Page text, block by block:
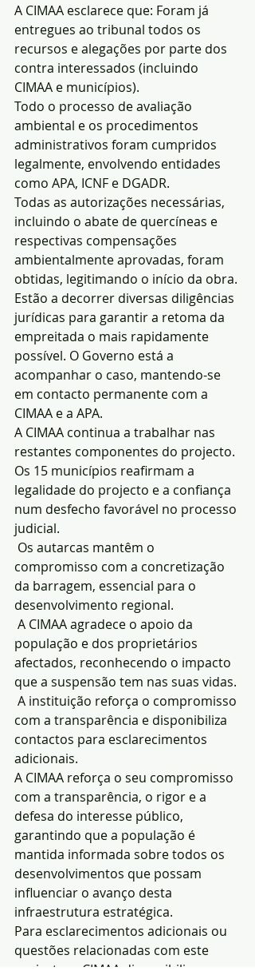
A CIMAA esclarece que: Foram já
entregues ao tribunal todos os
recursos e alegações por parte dos
contra interessados (incluindo
CIMAA e municípios).
Todo o processo de avaliação
ambiental e os procedimentos
administrativos foram cumpridos
legalmente, envolvendo entidades
como APA, ICNF e DGADR.
Todas as autorizações necessárias,
incluindo o abate de quercíneas e
respectivas compensações
ambientalmente aprovadas, foram
obtidas, legitimando o início da obra.
Estão a decorrer diversas diligências
jurídicas para garantir a retoma da
empreitada o mais rapidamente
possível. O Governo está a
acompanhar o caso, mantendo-se
em contacto permanente com a
CIMAA e a APA.
A CIMAA continua a trabalhar nas
restantes componentes do projecto.
Os 15 municípios reafirmam a
legalidade do projecto e a confiança
num desfecho favorável no processo
judicial.
Os autarcas mantêm o
compromisso com a concretização
da barragem, essencial para o
desenvolvimento regional.
A CIMAA agradece o apoio da
população e dos proprietários
afectados, reconhecendo o impacto
que a suspensão tem nas suas vidas.
A instituição reforça o compromisso
com a transparência e disponibiliza
contactos para esclarecimentos
adicionais.
A CIMAA reforça o seu compromisso
com a transparência, o rigor e a
defesa do interesse público,
garantindo que a população é
mantida informada sobre todos os
desenvolvimentos que possam
influenciar o avanço desta
infraestrutura estratégica.
Para esclarecimentos adicionais ou
questões relacionadas com este
projecto, a CIMAA disponibiliza os